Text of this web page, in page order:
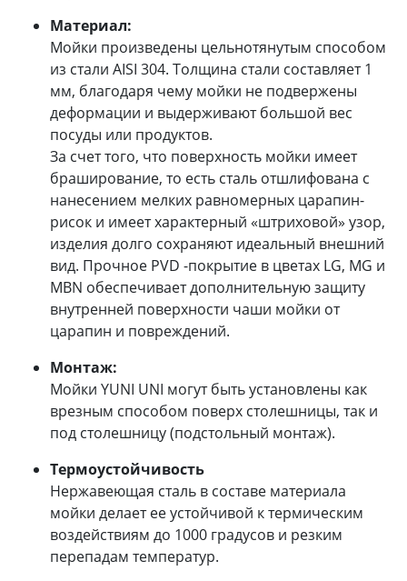
Материал:
Мойки произведены цельнотянутым способом
из стали AISI 304. Толщина стали составляет 1
мм, благодаря чему мойки не подвержены
деформации и выдерживают большой вес
посуды или продуктов.
За счет того, что поверхность мойки имеет
браширование, то есть сталь отшлифована с
нанесением мелких равномерных царапин-
рисок и имеет характерный «штриховой» узор,
изделия долго сохраняют идеальный внешний
вид. Прочное PVD -покрытие в цветах LG, MG и
MBN обеспечивает дополнительную защиту
внутренней поверхности чаши мойки от
царапин и повреждений.
Монтаж:
Мойки YUNI UNI могут быть установлены как
врезным способом поверх столешницы, так и
под столешницу (подстольный монтаж).
Термоустойчивость
Нержавеющая сталь в составе материала
мойки делает ее устойчивой к термическим
воздействиям до 1000 градусов и резким
перепадам температур.